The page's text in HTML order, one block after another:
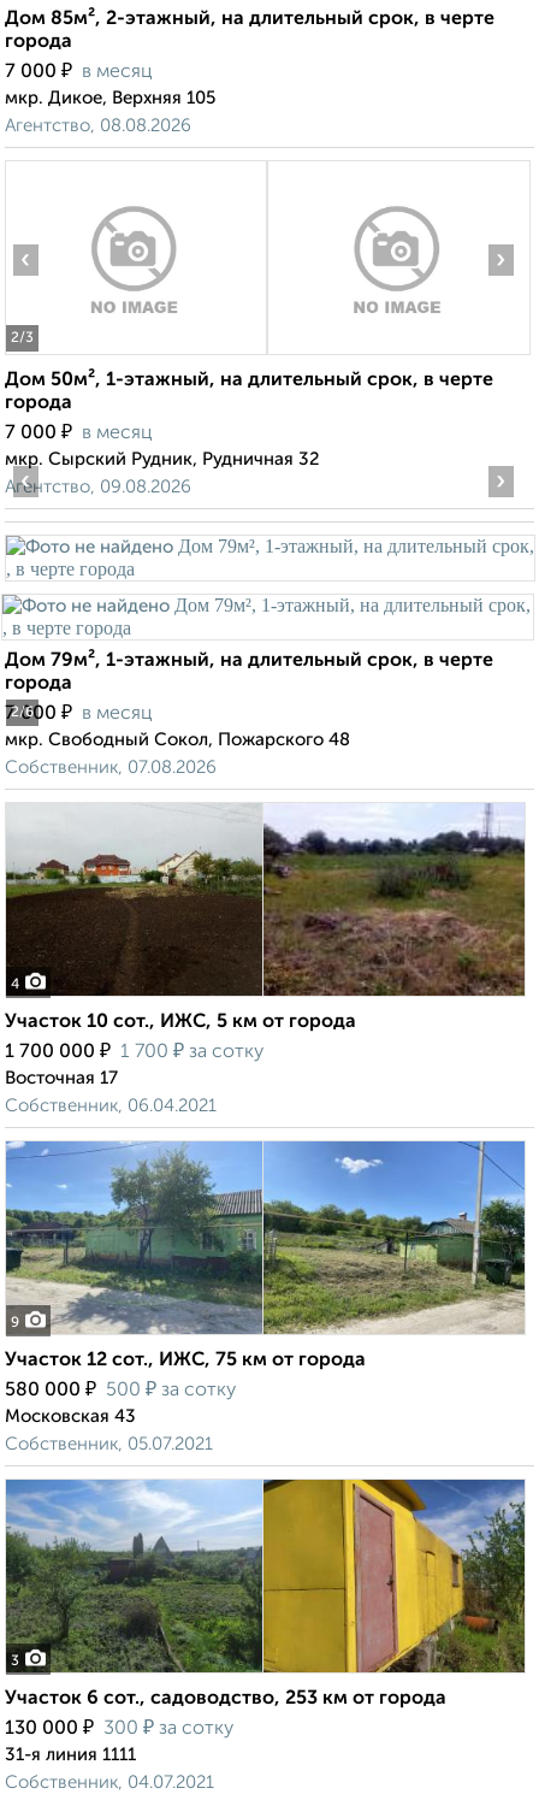
Дом 85м², 2-этажный, на длительный срок, в черте
города
7 000 ₽ в месяц
мкр. Дикое, Верхняя 105
Агентство, 08.08.2026
2/3
‹ ›
Дом 50м², 1-этажный, на длительный срок, в черте
города
7 000 ₽ в месяц
мкр. Сырский Рудник, Рудничная 32
Агентство, 09.08.2026
2/6
‹ ›
Дом 79м², 1-этажный, на длительный срок, в черте
города
7 000 ₽ в месяц
мкр. Свободный Сокол, Пожарского 48
Собственник, 07.08.2026
4
Участок 10 сот., ИЖС, 5 км от города
1 700 000 ₽ 1 700 ₽ за сотку
Восточная 17
Собственник, 06.04.2021
9
Участок 12 сот., ИЖС, 75 км от города
580 000 ₽ 500 ₽ за сотку
Московская 43
Собственник, 05.07.2021
3
Участок 6 сот., садоводство, 253 км от города
130 000 ₽ 300 ₽ за сотку
31-я линия 1111
Собственник, 04.07.2021